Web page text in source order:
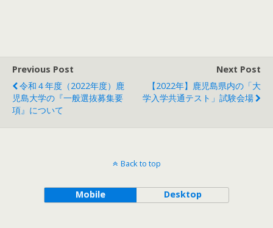
Previous Post
令和４年度（2022年度）鹿
児島大学の『一般選抜募集要
項』について
Next Post
【2022年】鹿児島県内の「大
学入学共通テスト」試験会場
Back to top
Mobile Desktop